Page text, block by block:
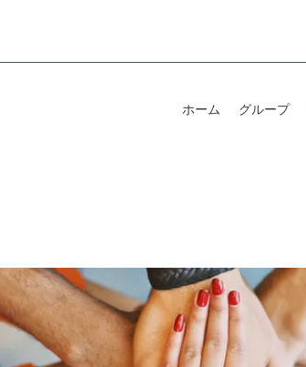
ホーム グループ